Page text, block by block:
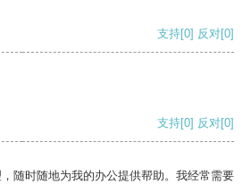
支持[0] 反对[0]
支持[0] 反对[0]
随时随地为我的办公提供帮助。我经常需要